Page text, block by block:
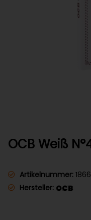
OCB Weiß
Artikelnummer: 1866
Hersteller: